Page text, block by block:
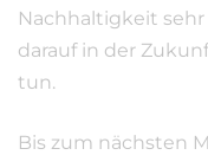
Nachhaltigkeit
darauf in der
tun.
Bis zum nächsten